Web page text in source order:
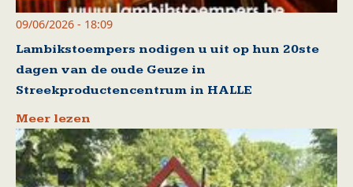
09/06/2026 - 18:09
Lambikstoempers nodigen u uit op hun 20ste
dagen van de oude Geuze in
Streekproductencentrum in HALLE
Meer lezen